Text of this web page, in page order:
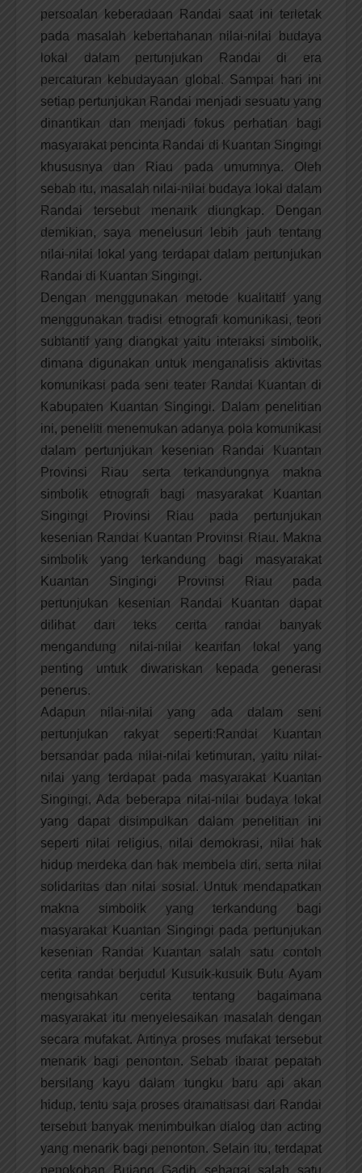
persoalan keberadaan Randai saat ini terletak
pada masalah kebertahanan nilai-nilai budaya
lokal dalam pertunjukan Randai di era
percaturan kebudayaan global. Sampai hari ini
setiap pertunjukan Randai menjadi sesuatu yang
dinantikan dan menjadi fokus perhatian bagi
masyarakat pencinta Randai di Kuantan Singingi
khususnya dan Riau pada umumnya. Oleh
sebab itu, masalah nilai-nilai budaya lokal dalam
Randai tersebut menarik diungkap. Dengan
demikian, saya menelusuri lebih jauh tentang
nilai-nilai lokal yang terdapat dalam pertunjukan
Randai di Kuantan Singingi.
Dengan menggunakan metode kualitatif yang
menggunakan tradisi etnografi komunikasi, teori
subtantif yang diangkat yaitu interaksi simbolik,
dimana digunakan untuk menganalisis aktivitas
komunikasi pada seni teater Randai Kuantan di
Kabupaten Kuantan Singingi. Dalam penelitian
ini, peneliti menemukan adanya pola komunikasi
dalam pertunjukan kesenian Randai Kuantan
Provinsi Riau serta terkandungnya makna
simbolik etnografi bagi masyarakat Kuantan
Singingi Provinsi Riau pada pertunjukan
kesenian Randai Kuantan Provinsi Riau. Makna
simbolik yang terkandung bagi masyarakat
Kuantan Singingi Provinsi Riau pada
pertunjukan kesenian Randai Kuantan dapat
dilihat dari teks cerita randai banyak
mengandung nilai-nilai kearifan lokal yang
penting untuk diwariskan kepada generasi
penerus.
Adapun nilai-nilai yang ada dalam seni
pertunjukan rakyat seperti:Randai Kuantan
bersandar pada nilai-nilai ketimuran, yaitu nilai-
nilai yang terdapat pada masyarakat Kuantan
Singingi, Ada beberapa nilai-nilai budaya lokal
yang dapat disimpulkan dalam penelitian ini
seperti nilai religius, nilai demokrasi, nilai hak
hidup merdeka dan hak membela diri, serta nilai
solidaritas dan nilai sosial. Untuk mendapatkan
makna simbolik yang terkandung bagi
masyarakat Kuantan Singingi pada pertunjukan
kesenian Randai Kuantan salah satu contoh
cerita randai berjudul Kusuik-kusuik Bulu Ayam
mengisahkan cerita tentang bagaimana
masyarakat itu menyelesaikan masalah dengan
secara mufakat. Artinya proses mufakat tersebut
menarik bagi penonton. Sebab ibarat pepatah
bersilang kayu dalam tungku baru api akan
hidup, tentu saja proses dramatisasi dari Randai
tersebut banyak menimbulkan dialog dan acting
yang menarik bagi penonton. Selain itu, terdapat
penokohan Bujang Gadih sebagai salah satu